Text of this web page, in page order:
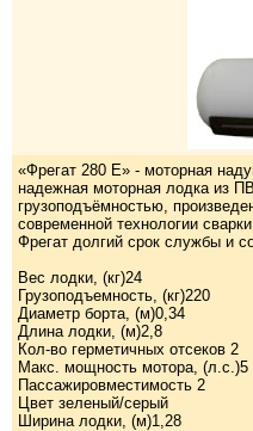
«Фрегат 280 Е» - моторная
надежная моторная лодка из
грузоподъёмностью,
современной технологии
Фрегат долгий срок службы и
Вес лодки, (кг)24
Грузоподъемность, (кг)220
Диаметр борта, (м)0,34
Длина лодки, (м)2,8
Кол-во герметичных отсеков 2
Макс. мощность мотора, (л.с.)5
Пассажировместимость 2
Цвет зеленый/серый
Ширина лодки, (м)1,28